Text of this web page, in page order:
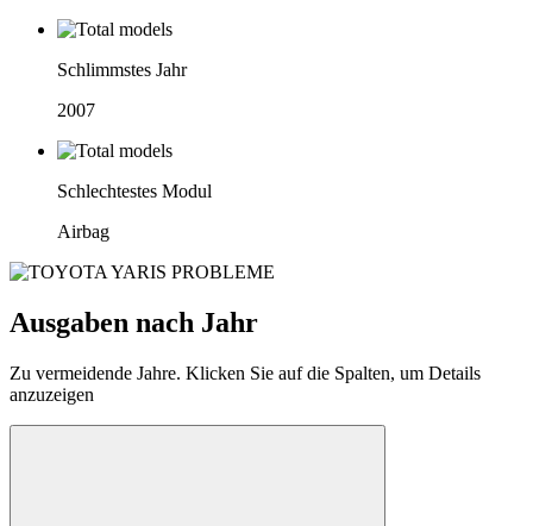
Schlimmstes Jahr
2007
Schlechtestes Modul
Airbag
Ausgaben nach Jahr
Zu vermeidende Jahre. Klicken Sie auf die Spalten, um Details
anzuzeigen